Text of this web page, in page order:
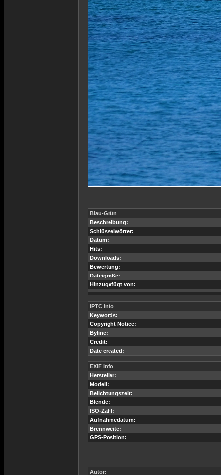
Blau-Grün
Beschreibung:
Schlüsselwörter:
Datum:
Hits:
Downloads:
Bewertung:
Dateigröße:
Hinzugefügt von:
IPTC Info
Keywords:
Copyright Notice:
Byline:
Credit:
Date created:
EXIF Info
Hersteller:
Modell:
Belichtungszeit:
Blende:
ISO-Zahl:
Aufnahmedatum:
Brennweite:
GPS-Position:
Autor: